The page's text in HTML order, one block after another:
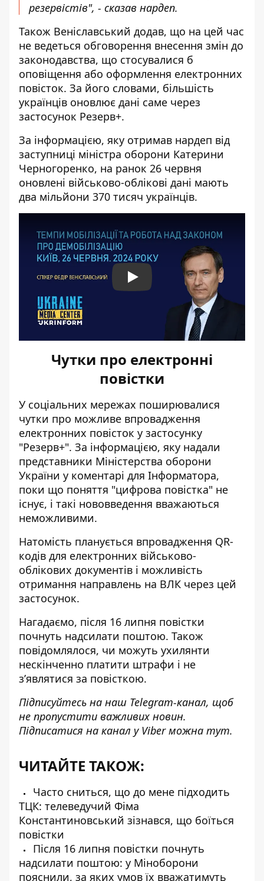
резервістів", - сказав нардеп.
Також Веніславський додав, що на цей час
не ведеться обговорення внесення змін до
законодавства, що стосувалися б
оповіщення або оформлення електронних
повісток. За його словами, більшість
українців оновлює дані саме через
застосунок Резерв+.
За інформацією, яку отримав нардеп від
заступниці міністра оборони Катерини
Черногоренко, на ранок 26 червня
оновлені військово-облікові дані мають
два мільйони 370 тисяч українців.
Play
Чутки про електронні
повістки
У соціальних мережах поширювалися
чутки про можливе впровадження
електронних повісток у застосунку
"Резерв+". За інформацією, яку надали
представники Міністерства оборони
України у коментарі для Інформатора,
поки що поняття "цифрова повістка" не
існує, і такі нововведення вважаються
неможливими.
Натомість планується впровадження QR-
кодів для електронних військово-
облікових документів і можливість
отримання направлень на ВЛК через цей
застосунок.
Нагадаємо, після 16 липня повістки
почнуть надсилати поштою. Також
повідомлялося, чи можуть ухилянти
нескінченно платити штрафи і не
з’являтися за повісткою.
Підписуйтесь на наш Telegram-канал, щоб
не пропустити важливих новин.
Підписатися на канал у Viber можна тут.
ЧИТАЙТЕ ТАКОЖ:
Часто сниться, що до мене підходить
ТЦК: телеведучий Фіма
Константиновський зізнався, що боїться
повістки
Після 16 липня повістки почнуть
надсилати поштою: у Міноборони
пояснили, за яких умов їх вважатимуть